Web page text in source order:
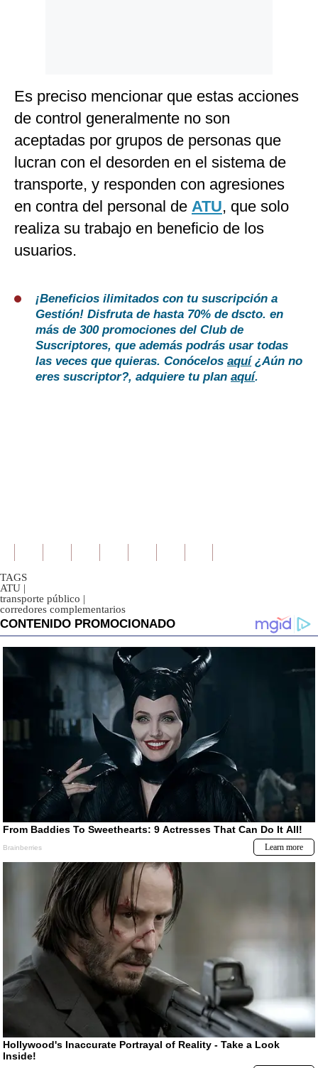
Es preciso mencionar que estas acciones
de control generalmente no son
aceptadas por grupos de personas que
lucran con el desorden en el sistema de
transporte, y responden con agresiones
en contra del personal de ATU, que solo
realiza su trabajo en beneficio de los
usuarios.
¡Beneficios ilimitados con tu suscripción a
Gestión! Disfruta de hasta 70% de dscto. en
más de 300 promociones del Club de
Suscriptores, que además podrás usar todas
las veces que quieras. Conócelos aquí¿Aún no
eres suscriptor?, adquiere tu plan aquí.
TAGS
ATU |
transporte público |
corredores complementarios